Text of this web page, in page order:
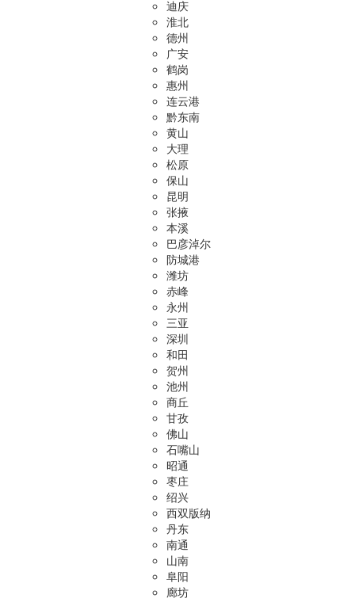
迪庆
淮北
德州
广安
鹤岗
惠州
连云港
黔东南
黄山
大理
松原
保山
昆明
张掖
本溪
巴彦淖尔
防城港
潍坊
赤峰
永州
三亚
深圳
和田
贺州
池州
商丘
甘孜
佛山
石嘴山
昭通
枣庄
绍兴
西双版纳
丹东
南通
山南
阜阳
廊坊